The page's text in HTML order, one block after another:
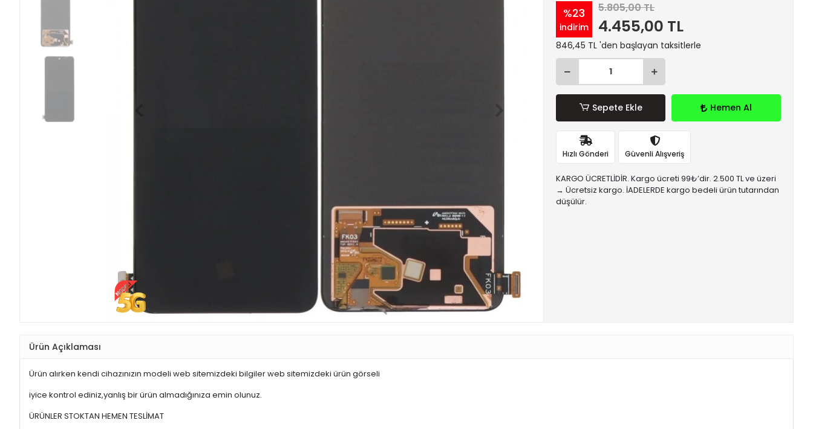
%23
indirim
5.805,00 TL
4.455,00 TL
846,45 TL 'den başlayan taksitlerle
Sepete Ekle Hemen Al
Hızlı Gönderi Güvenli Alışveriş
KARGO ÜCRETLİDİR. Kargo ücreti 99₺’dir. 2.500 TL ve üzeri
→ Ücretsiz kargo. İADELERDE kargo bedeli ürün tutarından
düşülür.
Ürün Açıklaması
Ürün alırken kendi cihazınızın modeli web sitemizdeki bilgiler web sitemizdeki ürün görseli
iyice kontrol ediniz,yanlış bir ürün almadığınıza emin olunuz.
ÜRÜNLER STOKTAN HEMEN TESLİMAT